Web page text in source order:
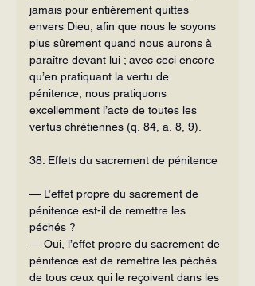
jamais pour entièrement quittes
envers Dieu, afin que nous le soyons
plus sûrement quand nous aurons à
paraître devant lui ; avec ceci encore
qu’en pratiquant la vertu de
pénitence, nous pratiquons
excellemment l’acte de toutes les
vertus chrétiennes (q. 84, a. 8, 9).
38. Effets du sacrement de pénitence
— L’effet propre du sacrement de
pénitence est-il de remettre les
péchés ?
— Oui, l’effet propre du sacrement de
pénitence est de remettre les péchés
de tous ceux qui le reçoivent dans les